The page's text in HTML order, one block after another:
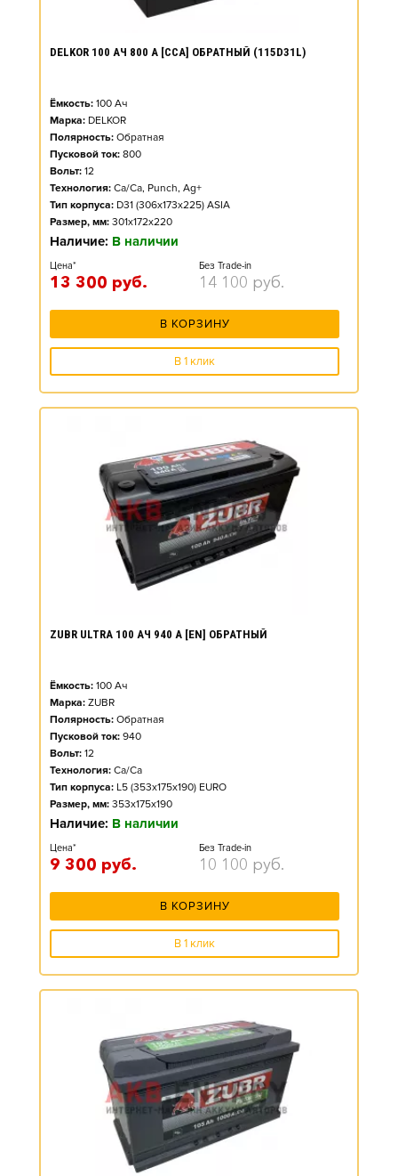
DELKOR 100 АЧ 800 А [CCA] ОБРАТНЫЙ (115D31L)
Ёмкость: 100 Ач
Марка: DELKOR
Полярность: Обратная
Пусковой ток: 800
Вольт: 12
Технология: Ca/Ca, Punch, Ag+
Тип корпуса: D31 (306x173x225) ASIA
Размер, мм: 301x172x220
Наличие: В наличии
Цена*
13 300 руб.
Без Trade-in
14 100 руб.
В КОРЗИНУ
В 1 клик
ZUBR ULTRA 100 АЧ 940 А [EN] ОБРАТНЫЙ
Ёмкость: 100 Ач
Марка: ZUBR
Полярность: Обратная
Пусковой ток: 940
Вольт: 12
Технология: Ca/Ca
Тип корпуса: L5 (353x175x190) EURO
Размер, мм: 353x175x190
Наличие: В наличии
Цена*
9 300 руб.
Без Trade-in
10 100 руб.
В КОРЗИНУ
В 1 клик